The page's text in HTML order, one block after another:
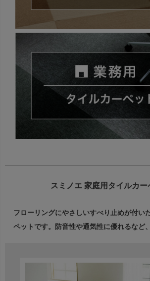
スミノエ 家庭用タイルカー
フローリングにやさしいすべり止めが付い
ペットです。 防音性や通気性に優れるなど